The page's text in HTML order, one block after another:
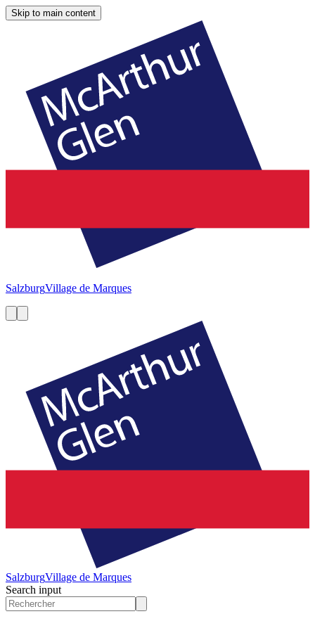
Skip to main content
SalzburgVillage de Marques
SalzburgVillage de Marques
Search input